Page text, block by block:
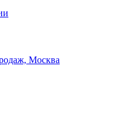
Москва